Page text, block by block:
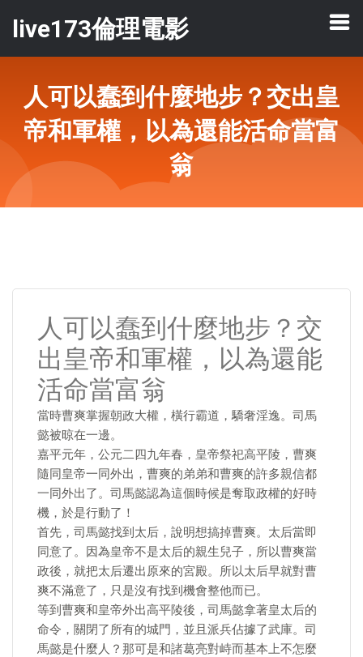
live173倫理電影
人可以蠢到什麼地步？交出皇
帝和軍權，以為還能活命當富
翁
人可以蠢到什麼地步？交
出皇帝和軍權，以為還能
活命當富翁
當時曹爽掌握朝政大權，橫行霸道，驕奢淫逸。司馬
懿被晾在一邊。
嘉平元年，公元二四九年春，皇帝祭祀高平陵，曹爽
隨同皇帝一同外出，曹爽的弟弟和曹爽的許多親信都
一同外出了。司馬懿認為這個時候是奪取政權的好時
機，於是行動了！
首先，司馬懿找到太后，說明想搞掉曹爽。太后當即
同意了。因為皇帝不是太后的親生兒子，所以曹爽當
政後，就把太后遷出原來的宮殿。所以太后早就對曹
爽不滿意了，只是沒有找到機會整他而已。
等到曹爽和皇帝外出高平陵後，司馬懿拿著皇太后的
命令，關閉了所有的城門，並且派兵佔據了武庫。司
馬懿是什麼人？那可是和諸葛亮對峙而基本上不怎麼